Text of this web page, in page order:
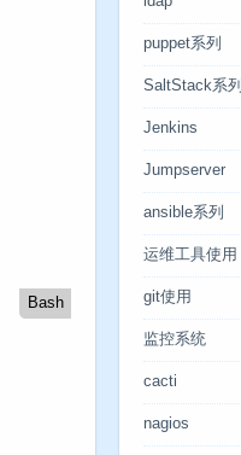
Bash
line-height: 100px
puppet系列
SaltStack系列
Jenkins
Jumpserver
ansible系列
运维工具使用
git使用
监控系统
cacti
nagios